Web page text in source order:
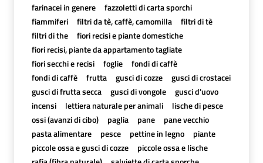
farinacei in genere
fazzoletti di carta sporchi
fiammiferi
filtri da tè, caffè, camomilla
filtri di tè
filtri di the
fiori recisi e piante domestiche
fiori recisi, piante da appartamento tagliate
fiori secchi e recisi
foglie
fondi di caffè
fondi di caffè
frutta gusci di cozze
gusci di crostacei
gusci di frutta secca
gusci di vongole
gusci d'uovo
incensi
lettiera naturale per animali
lische di pesce
ossi (avanzi di cibo)
paglia pane
pane vecchio
pasta alimentare
pesce pettine in legno
piante
piccole ossa e gusci di cozze
piccole ossa e lische